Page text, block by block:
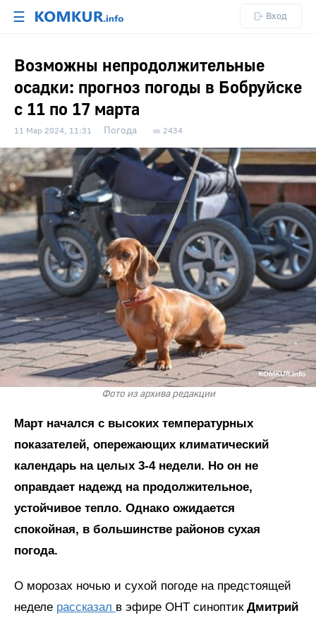
☰ Вход
Возможны непродолжительные
осадки: прогноз погоды в Бобруйске
с 11 по 17 марта
11 Мар 2024, 11:31 Погода 2434
Фото из архива редакции
Март начался с высоких температурных
показателей, опережающих климатический
календарь на целых 3-4 недели. Но он не
оправдает надежд на продолжительное,
устойчивое тепло. Однако ожидается
спокойная, в большинстве районов сухая
погода.
О морозах ночью и сухой погоде на предстоящей
неделе рассказал в эфире ОНТ синоптик Дмитрий